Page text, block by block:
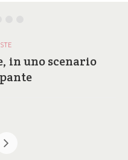
in uno scenario